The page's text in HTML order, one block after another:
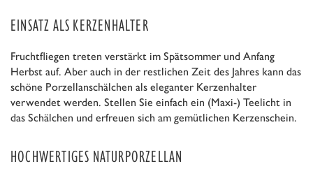
EINSATZ ALS KERZENHALTER
Fruchtfliegen treten verstärkt im Spätsommer und Anfang
Herbst auf. Aber auch in der restlichen Zeit des Jahres kann das
schöne Porzellanschälchen als eleganter Kerzenhalter
verwendet werden. Stellen Sie einfach ein (Maxi-) Teelicht in
das Schälchen und erfreuen sich am gemütlichen Kerzenschein.
HOCHWERTIGES NATURPORZELLAN